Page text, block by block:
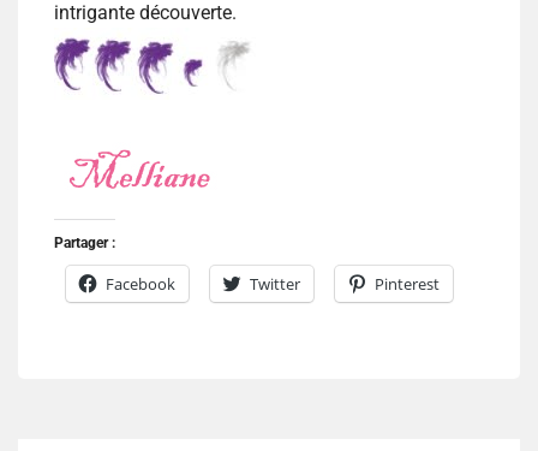
intrigante découverte.
Partager :
Facebook Twitter Pinterest